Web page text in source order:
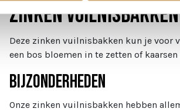
Zinken
Deze zinken vuilnisbakken kun je
een bos bloemen in te zetten of
Bijzonderheden
Onze zinken vuilnisbakken hebben